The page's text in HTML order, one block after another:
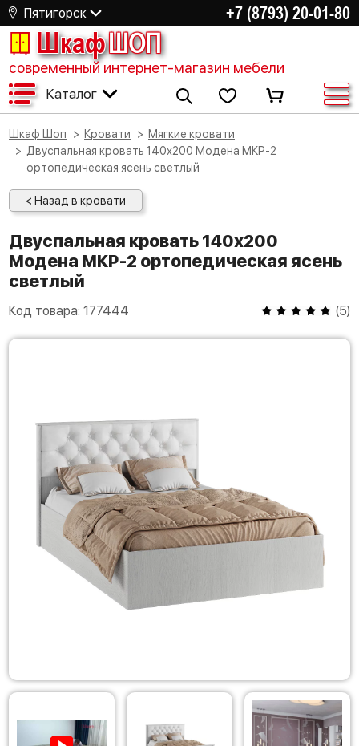
Пятигорск +7 (8793) 20-01-80
ШкафШОП
современный интернет-магазин мебели
Каталог
Шкаф Шоп Кровати
Мягкие кровати
Двуспальная кровать 140х200 Модена МКР-2
ортопедическая ясень светлый
< Назад в кровати
Двуспальная кровать 140х200
Модена МКР-2 ортопедическая ясень
светлый
Код товара: 177444 (5)